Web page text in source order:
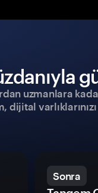
uzmanlara
Sonra